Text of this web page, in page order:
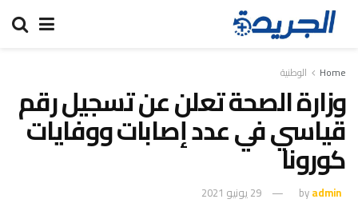
Home الوطنية
وزارة الصحة تعلن عن تسجيل رقم
قياسي في عدد إصابات ووفايات
كورونا
byadmin 29 يونيو 2021